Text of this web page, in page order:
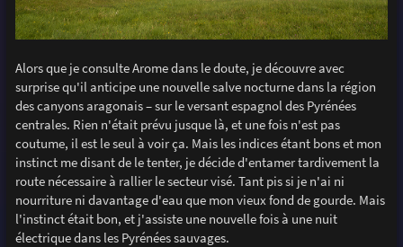
Alors que je consulte Arome dans le doute, je découvre avec
surprise qu'il anticipe une nouvelle salve nocturne dans la région
des canyons aragonais – sur le versant espagnol des Pyrénées
centrales. Rien n'était prévu jusque là, et une fois n'est pas
coutume, il est le seul à voir ça. Mais les indices étant bons et mon
instinct me disant de le tenter, je décide d'entamer tardivement la
route nécessaire à rallier le secteur visé. Tant pis si je n'ai ni
nourriture ni davantage d'eau que mon vieux fond de gourde. Mais
l'instinct était bon, et j'assiste une nouvelle fois à une nuit
électrique dans les Pyrénées sauvages.